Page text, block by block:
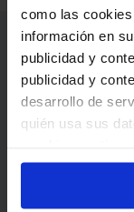
como las
información en
publicidad y
publicidad y
desarrollo de
quién usa sus
momento desde
el Menú de
Enlaces de
Abonos,
Noticias y
¿Cómo ir?